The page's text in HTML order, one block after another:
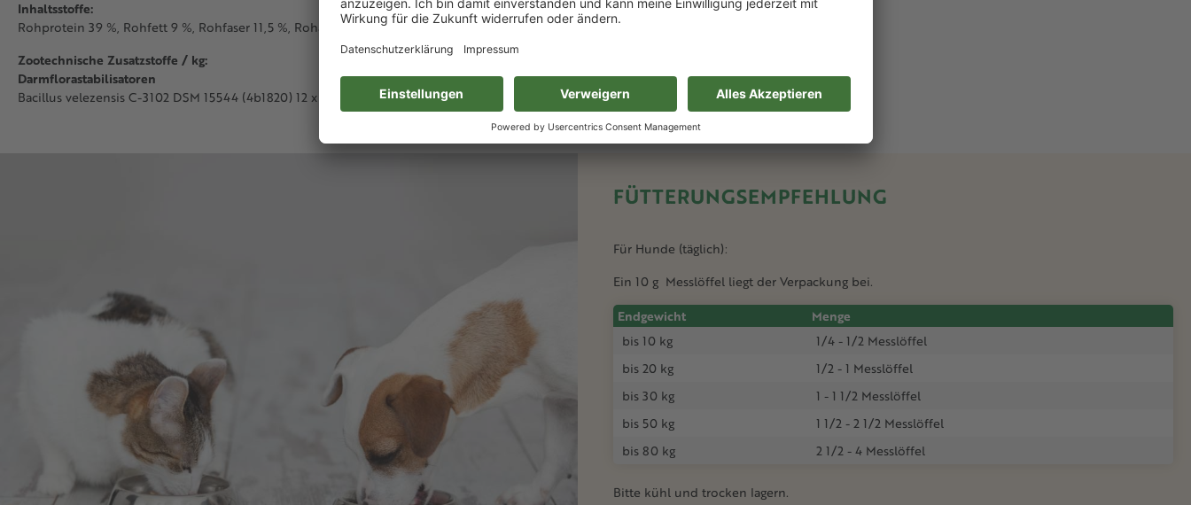
Inhaltsstoffe:
Rohprotein 39 %, Rohfett 9 %, Rohfaser 11,5 %, Rohasche 8,9 %, Calcium 0,76 %, Phosphor 0,38 %
Zootechnische Zusatzstoffe / kg:
Darmflorastabilisatoren
Bacillus velezensis C-3102 DSM 15544 (4b1820) 12 x 10
FÜTTERUNGSEMPFEHLUNG
Für Hunde (täglich):
Ein 10 g Messlöffel liegt der Verpackung bei.
Endgewicht
Menge
bis 10 kg
1/4 - 1/2 Messlöffel
bis 20 kg
1/2 - 1 Messlöffel
bis 30 kg
1 - 1 1/2 Messlöffel
bis 50 kg
1 1/2 - 2 1/2 Messlöffel
bis 80 kg
2 1/2 - 4 Messlöffel
Bitte kühl und trocken lagern.